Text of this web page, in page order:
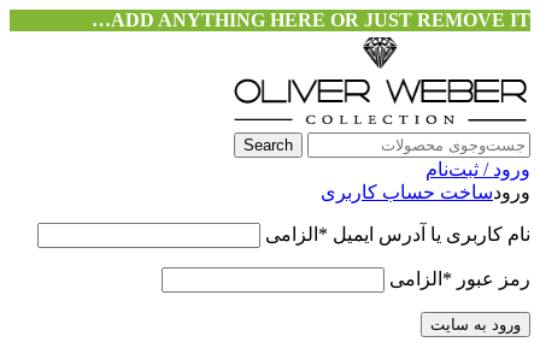
ADD ANYTHING HERE OR JUST REMOVE IT…
Search
ورود / ثبت‌نام
ورودساخت حساب کاربری
نام کاربری یا آدرس ایمیل * الزامی
رمز عبور * الزامی
ورود به سایت